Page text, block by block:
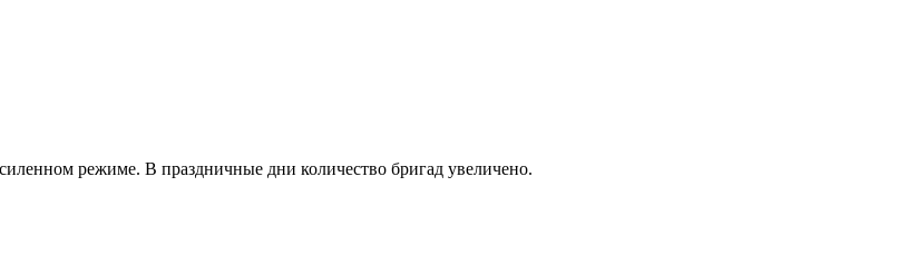
режиме. В праздничные дни количество бригад увеличено.